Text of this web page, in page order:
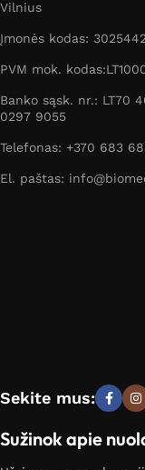
Vilnius
Įmonės kodas:
PVM mok.
Banko sąsk. nr.: LT70
0297 9055
Telefonas: +370 683
El. paštas:
Sekite mus:
Sužinok apie